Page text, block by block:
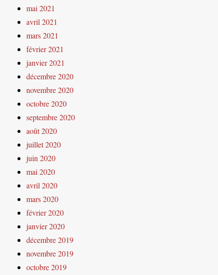
mai 2021
avril 2021
mars 2021
février 2021
janvier 2021
décembre 2020
novembre 2020
octobre 2020
septembre 2020
août 2020
juillet 2020
juin 2020
mai 2020
avril 2020
mars 2020
février 2020
janvier 2020
décembre 2019
novembre 2019
octobre 2019